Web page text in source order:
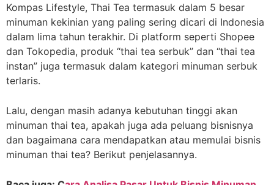
Kompas Lifestyle, Thai Tea termasuk dalam 5 besar
minuman kekinian yang paling sering dicari di Indonesia
dalam lima tahun terakhir. Di platform seperti Shopee
dan Tokopedia, produk “thai tea serbuk” dan “thai tea
instan” juga termasuk dalam kategori minuman serbuk
terlaris.
Lalu, dengan masih adanya kebutuhan tinggi akan
minuman thai tea, apakah juga ada peluang bisnisnya
dan bagaimana cara mendapatkan atau memulai bisnis
minuman thai tea? Berikut penjelasannya.